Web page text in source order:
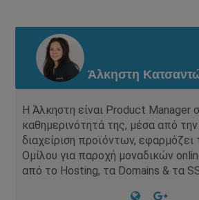
Άλκηστη
Η Άλκηστη είναι Product Manager
καθημερινότητά της, μέσα από
διαχείριση προϊόντων, εφαρμόζει
Ομίλου για παροχή μοναδικών
από το Hosting, τα Domains & τα